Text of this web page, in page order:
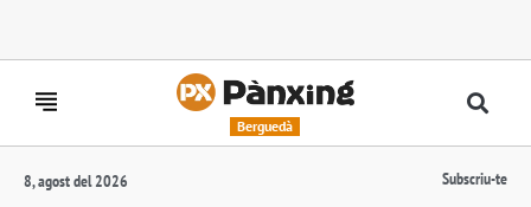
Berguedà
8, agost del 2026 Subscriu-te